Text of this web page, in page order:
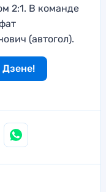
2:1. В команде
(автогол).
Дзене!